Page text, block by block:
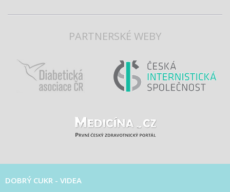
PARTNERSKÉ WEBY
DOBRÝ CUKR - VIDEA